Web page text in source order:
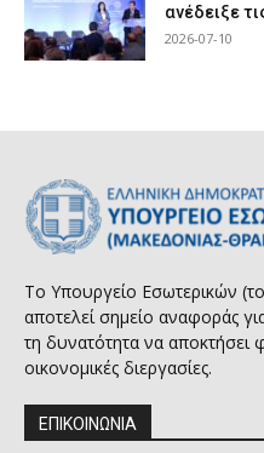
ανέδειξε
2026-07-10
Το Υπουργείο Εσωτερικών
αποτελεί σημείο αναφοράς
τη δυνατότητα να αποκτήσει
οικονομικές διεργασίες.
ΕΠΙΚΟΙΝΩΝΙΑ